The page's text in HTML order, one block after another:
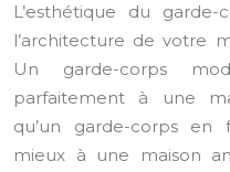
L’esthétique du garde-
l’architecture de votre
Un garde-corps
parfaitement à une
qu’un garde-corps en
mieux à une maison